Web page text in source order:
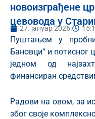
новоизграђене
цевовода у
27. јануар 2026.
Пуштањем у
Бановци“ и потисног
једном од
финансиран
Радови на овом, за
због своје